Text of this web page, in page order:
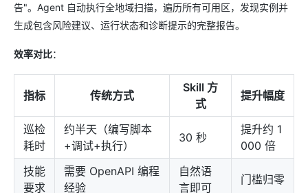
告"。Agent 自动执行全地域扫描，遍历所有可用区，发现实例并
生成包含风险建议、运行状态和诊断提示的完整报告。
效率对比：
指标 传统方式
Skill 方
式
提升幅度
巡检
耗时
约半天（编写脚本
+调试+执行）
30 秒
提升约 1
000 倍
技能
要求
需要 OpenAPI 编程
经验
自然语
言即可
门槛归零